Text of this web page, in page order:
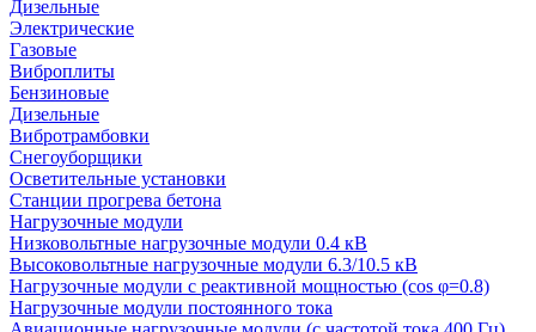
Дизельные
Электрические
Газовые
Виброплиты
Бензиновые
Дизельные
Вибротрамбовки
Снегоуборщики
Осветительные установки
Станции прогрева бетона
Нагрузочные модули
Низковольтные нагрузочные модули 0.4 кВ
Высоковольтные нагрузочные модули 6.3/10.5 кВ
Нагрузочные модули с реактивной мощностью (cos φ=0.8)
Нагрузочные модули постоянного тока